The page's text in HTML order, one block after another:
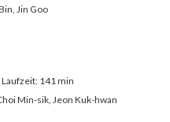
Jin Goo
Laufzeit: 141 min
Min-sik, Jeon Kuk-hwan